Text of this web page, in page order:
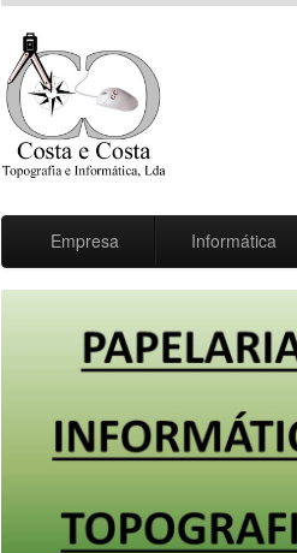
Empresa Informática